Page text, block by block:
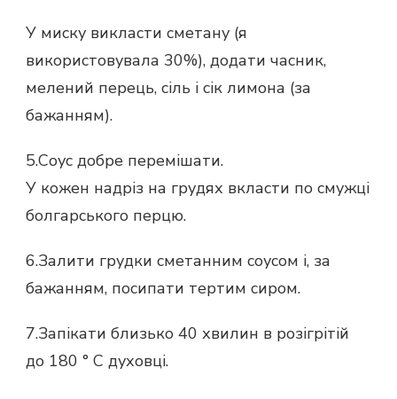
У миску викласти сметану (я
використовувала 30%), додати часник,
мелений перець, сіль і сік лимона (за
бажанням).
5.Соус добре перемішати.
У кожен надріз на грудях вкласти по смужці
болгарського перцю.
6.Залити грудки сметанним соусом і, за
бажанням, посипати тертим сиром.
7.Запікати близько 40 хвилин в розігрітій
до 180 ° C духовці.